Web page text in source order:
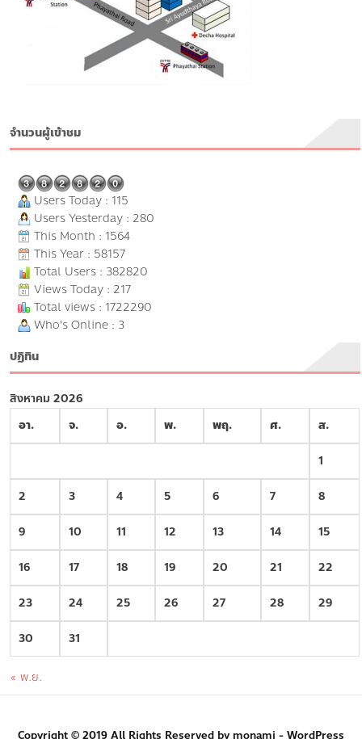
จำนวนผู้เข้าชม
Users Today : 115
Users Yesterday : 280
This Month : 1564
This Year : 58157
Total Users : 382820
Views Today : 217
Total views : 1722290
Who's Online : 3
ปฏิทิน
สิงหาคม 2026
อา.
จ. อ. พ. พฤ. ศ. ส.
1
2 3 4 5 6 7 8
9 10 11 12 13 14 15
16 17 18 19 20 21 22
23 24 25 26 27 28 29
30 31
« พ.ย.